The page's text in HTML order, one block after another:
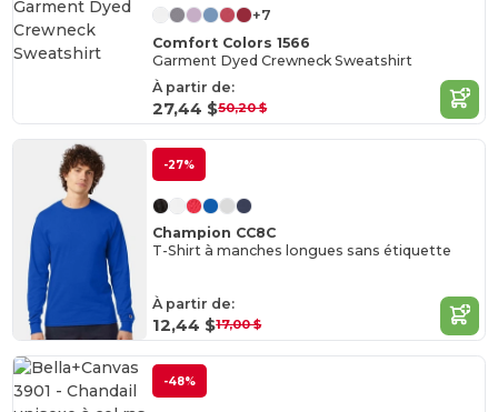
+7
Comfort Colors 1566
Garment Dyed Crewneck Sweatshirt
À partir de:
27,44 $50,20 $
-27%
Champion CC8C
T-Shirt à manches longues sans étiquette
À partir de:
12,44 $17,00 $
-48%